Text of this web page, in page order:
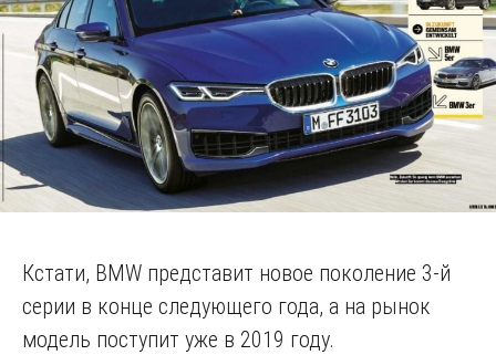
Кстати, BMW представит новое поколение 3-й
серии в конце следующего года, а на рынок
модель поступит уже в 2019 году.